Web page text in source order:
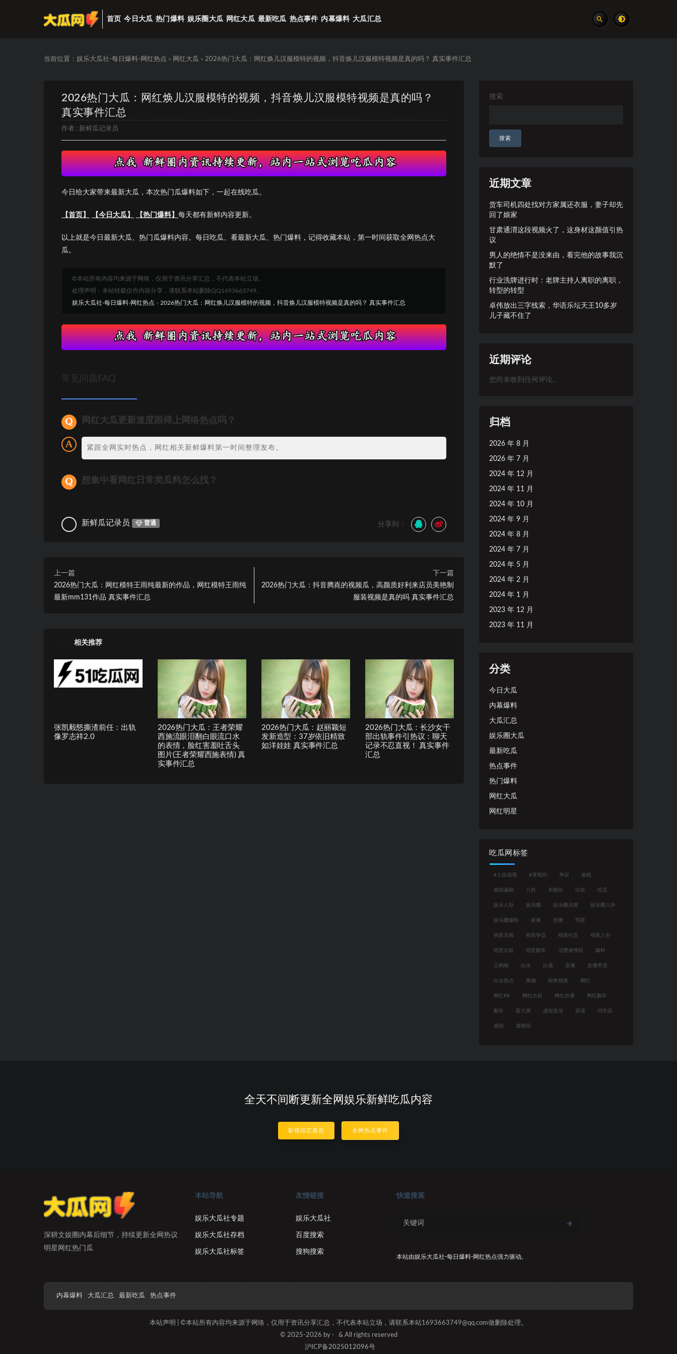
首页 今日大瓜 热门爆料 娱乐圈大瓜 网红大瓜 最新吃瓜 热点事件 内幕爆料 大瓜汇总
当前位置： 娱乐大瓜社-每日爆料-网红热点 > 网红大瓜 > 2026热门大瓜：网红焕儿汉服模特的视频，抖音焕儿汉服模特视频是真的吗？ 真实事件汇总
2026热门大瓜：网红焕儿汉服模特的视频，抖音焕儿汉服模特视频是真的吗？
真实事件汇总
作者 : 新鲜瓜记录员
今日给大家带来最新大瓜，本次热门瓜爆料如下，一起在线吃瓜。
【首页】 【今日大瓜】 【热门爆料】 每天都有新鲜内容更新。
以上就是今日最新大瓜、热门瓜爆料内容。每日吃瓜、看最新大瓜、热门爆料，记得收藏本站，第一时间获取全网热点大
瓜。
©本站所有内容均来源于网络，仅用于资讯分享汇总，不代表本站立场。
处理声明：本站转载仅作内容分享，请联系本站删除QQ1693663749。
娱乐大瓜社-每日爆料-网红热点 » 2026热门大瓜：网红焕儿汉服模特的视频，抖音焕儿汉服模特视频是真的吗？ 真实事件汇总
常见问题FAQ
网红大瓜更新速度跟得上网络热点吗？
紧跟全网实时热点，网红相关新鲜爆料第一时间整理发布。
想集中看网红日常类瓜料怎么找？
新鲜瓜记录员 普通 分享到：
上一篇
2026热门大瓜：网红模特王雨纯最新的作品，网红模特王雨纯
最新mm131作品 真实事件汇总
下一篇
2026热门大瓜：抖音腾嶤的视频瓜，高颜质好利来店员美艳制
服装视频是真的吗 真实事件汇总
相关推荐
张凯毅怒撕渣前任：出轨
像罗志祥2.0
2026热门大瓜：王者荣耀
西施流眼泪翻白眼流口水
的表情，脸红害羞吐舌头
图片(王者荣耀西施表情) 真
实事件汇总
2026热门大瓜：赵丽颖短
发新造型：37岁依旧精致
如洋娃娃 真实事件汇总
2026热门大瓜：长沙女干
部出轨事件引热议：聊天
记录不忍直视！ 真实事件
汇总
搜索
搜索
近期文章
货车司机四处找对方家属还衣服，妻子却先
回了娘家
甘肃通渭这段视频火了，这身材这颜值引热
议
男人的绝情不是没来由，看完他的故事我沉
默了
行业洗牌进行时：老牌主持人离职的离职，
转型的转型
卓伟放出三字线索，华语乐坛天王10多岁
儿子藏不住了
近期评论
您尚未收到任何评论。
归档
2026 年 8 月
2026 年 7 月
2024 年 12 月
2024 年 11 月
2024 年 10 月
2024 年 9 月
2024 年 8 月
2024 年 7 月
2024 年 5 月
2024 年 2 月
2024 年 1 月
2023 年 12 月
2023 年 11 月
分类
今日大瓜
内幕爆料
大瓜汇总
娱乐圈大瓜
最新吃瓜
热点事件
热门爆料
网红大瓜
网红明星
吃瓜网标签
#人设崩塌 #潜规则 争议 偷税
偷税漏税 八卦 关晓彤 出轨 吃瓜
娱乐八卦 娱乐圈 娱乐圈丑闻 娱乐圈八卦
娱乐圈爆料 家暴 抄袭 明星
明星丑闻 明星争议 明星代言 明星八卦
明星出轨 明星翻车 消费者维权 爆料
王鹤棣 白冰 白鹿 直播 直播带货
社会热点 离婚 税务稽查 网红
网红PK 网红出轨 网红抄袭 网红翻车
翻车 耍大牌 虚假宣传 辟谣 闫学晶
鹿晗 黄晓明
全天不间断更新全网娱乐新鲜吃瓜内容
影视综艺幕后 全网热点事件
深耕文娱圈内幕后细节，持续更新全网热议
明星网红热门瓜
本站导航
娱乐大瓜社专题
娱乐大瓜社存档
娱乐大瓜社标签
友情链接
娱乐大瓜社
百度搜索
搜狗搜索
快速搜索
本站由娱乐大瓜社-每日爆料-网红热点强力驱动,
内幕爆料 大瓜汇总 最新吃瓜 热点事件
本站声明 | ©本站所有内容均来源于网络，仅用于资讯分享汇总，不代表本站立场，请联系本站1693663749@qq.com做删除处理。
© 2025-2026 by -
& All rights reserved
沪ICP备2025012096号